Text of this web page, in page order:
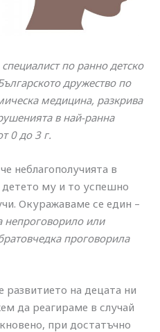
по ранно детско
дружество по
медицина, разкрива
в най-ранна
0 до 3 г.
неблагополучията в
му и то успешно
Окуражаваме се един –
непроговорило или
проговорила
на децата ни
да реагираме в случай
при достатъчно